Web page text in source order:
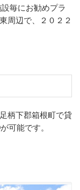
毎にお勧めプラ
周辺で、２０２２
柄下郡箱根町で貸
可能です。